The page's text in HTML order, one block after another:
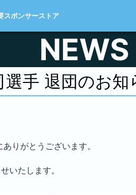
スポンサーストア
NEWS
選手 退団のお知
りがとうございます。
いたします。